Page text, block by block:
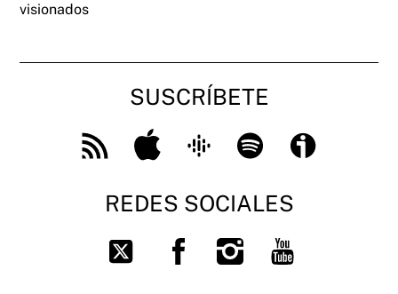
visionados
SUSCRÍBETE
Feed
Apple
Google
Spotify Ivoox
REDES SOCIALES
Twitter FacebookInstagram
You